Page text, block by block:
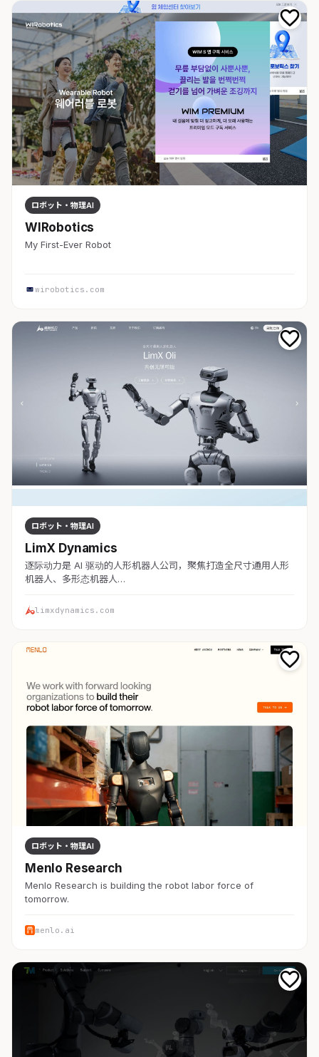
ロボット・物理AI
WIRobotics
My First-Ever Robot
wirobotics.com
ロボット・物理AI
LimX Dynamics
逐际动力是 AI 驱动的人形机器人公司，聚焦打造全尺寸通用人形
机器人、多形态机器人…
limxdynamics.com
ロボット・物理AI
Menlo Research
Menlo Research is building the robot labor force of
tomorrow.
menlo.ai